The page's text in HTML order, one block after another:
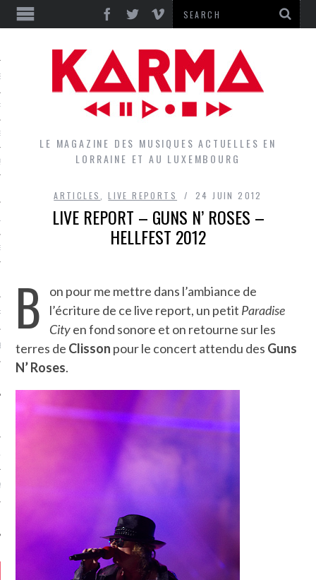
GROUPES DU LOCAL
LE MAGAZINE DES MUSIQUES ACTUELLES EN
LORRAINE ET AU LUXEMBOURG
ARTICLES ,LIVE REPORTS 24 JUIN 2012
LIVE REPORT – GUNS N’ ROSES –
HELLFEST 2012
B
on pour me mettre dans l’ambiance de
l’écriture de ce live report, un petit Paradise
Cityen fond sonore et on retourne sur les
terres de Clisson pour le concert attendu des Guns
N’ Roses.